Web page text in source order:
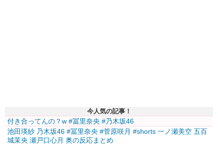
今人気の記事！
付き合ってんの？w #冨里奈央 #乃木坂46
池田瑛紗 乃木坂46 #冨里奈央 #菅原咲月 #shorts 一ノ瀬美空 五百
城茉央 瀬戸口心月 奥の反応まとめ